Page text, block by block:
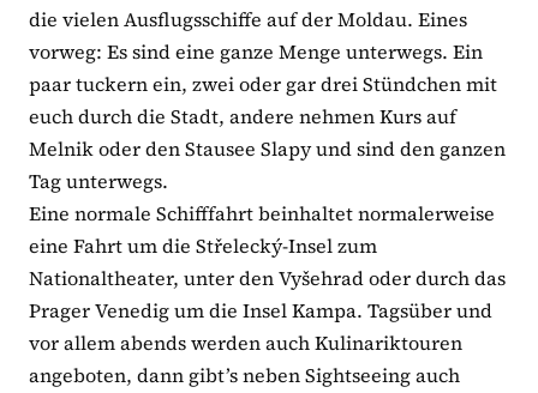
die vielen Ausflugsschiffe auf der Moldau. Eines
vorweg: Es sind eine ganze Menge unterwegs. Ein
paar tuckern ein, zwei oder gar drei Stündchen mit
euch durch die Stadt, andere nehmen Kurs auf
Melnik oder den Stausee Slapy und sind den ganzen
Tag unterwegs.
Eine normale Schifffahrt beinhaltet normalerweise
eine Fahrt um die Střelecký-Insel zum
Nationaltheater, unter den Vyšehrad oder durch das
Prager Venedig um die Insel Kampa. Tagsüber und
vor allem abends werden auch Kulinariktouren
angeboten, dann gibt’s neben Sightseeing auch